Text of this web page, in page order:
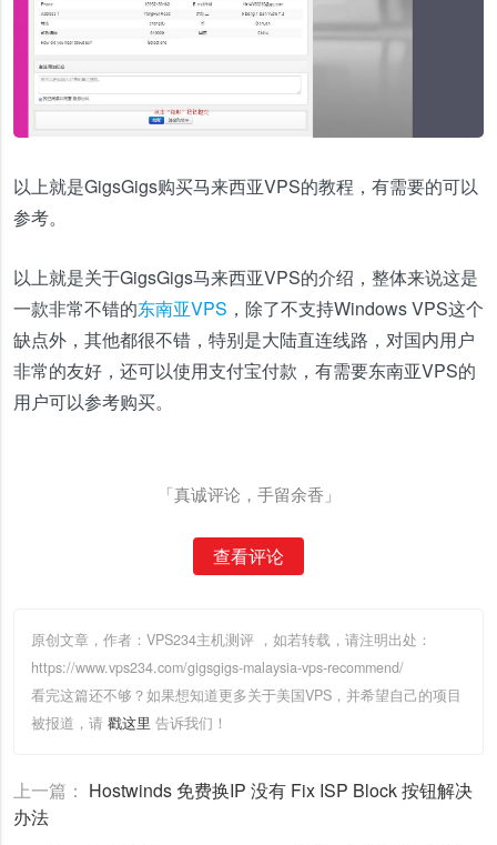
以上就是GigsGigs购买马来西亚VPS的教程，有需要的可以
参考。
以上就是关于GigsGigs马来西亚VPS的介绍，整体来说这是
一款非常不错的东南亚VPS ，除了不支持Windows VPS这个
缺点外，其他都很不错，特别是大陆直连线路，对国内用户
非常的友好，还可以使用支付宝付款，有需要东南亚VPS的
用户可以参考购买。
「真诚评论，手留余香」
查看评论
原创文章，作者：VPS234主机测评 ，如若转载，请注明出处：
https://www.vps234.com/gigsgigs-malaysia-vps-recommend/
看完这篇还不够？如果想知道更多关于美国VPS，并希望自己的项目
被报道，请 戳这里 告诉我们！
上一篇： Hostwinds 免费换IP 没有 Fix ISP Block 按钮解决
办法